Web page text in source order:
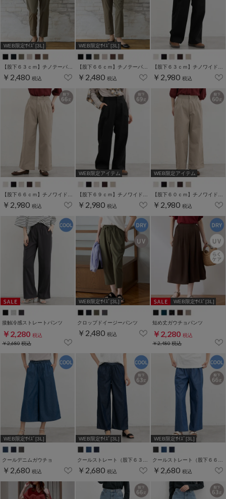
WEB限定ｻｲｽﾞ[3L]
￥2,480 税込
WEB限定ｻｲｽﾞ[3L]
￥2,480 税込 ￥2,980 税込
【股下６６ｃｍ】チノワイドストレート(股下60/63/66/69cm展開)
￥2,980 税込
WEB限定アイテム
【股下６９ｃｍ】チノワイドストレート(股下60/63/66/69cm展開)
￥2,980 税込
WEB限定アイテム
【股下６０ｃｍ】チノワイドストレート(股下60/63/66/69cm展開)
￥2,980 税込
接触冷感ストレートパンツ
￥2,280 税込
￥2,680税込
WEB限定ｻｲｽﾞ[3L]
クロップドイージーパンツ
￥2,480 税込
WEB限定ｻｲｽﾞ[3L]
短め丈ガウチョパンツ
￥2,280 税込
￥2,480税込
WEB限定ｻｲｽﾞ[3L]
クールデニムガウチョ
￥2,680 税込
WEB限定ｻｲｽﾞ[3L]
￥2,680 税込
WEB限定ｻｲｽﾞ[3L]
￥2,680 税込